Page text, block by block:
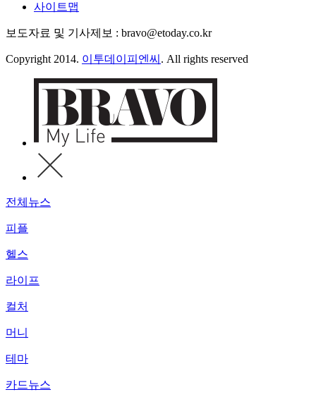
사이트맵
보도자료 및 기사제보 : bravo@etoday.co.kr
Copyright 2014. 이투데이피엔씨 . All rights reserved
전체뉴스
피플
헬스
라이프
컬처
머니
테마
카드뉴스